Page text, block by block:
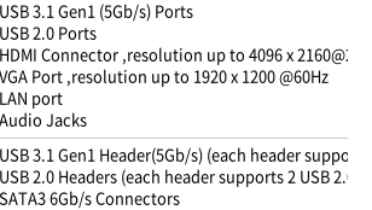
3.1 Gen1 (5Gb/s) Ports
2.0 Ports
HDMI Connector ,resolution up to 4096 x
Port ,resolution up to 1920 x 1200 @60Hz
port
Jacks
3.1 Gen1 Header(5Gb/s) (each header
2.0 Headers (each header supports 2 USB 2.0
6Gb/s Connectors